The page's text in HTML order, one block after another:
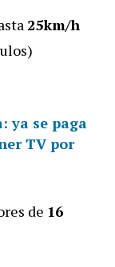
25km/h
)
ya se paga
TV por
de 16